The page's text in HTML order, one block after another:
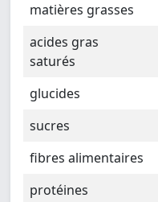
matières grasses
acides gras
saturés
glucides
sucres
fibres alimentaires
protéines